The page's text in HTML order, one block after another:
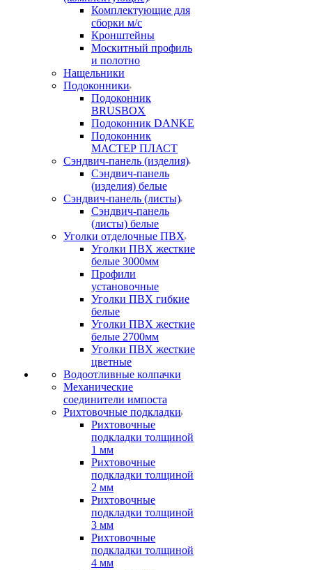
Комплектующие для
сборки м/с
Кронштейны
Москитный профиль
и полотно
Нащельники
Подоконники
Подоконник
BRUSBOX
Подоконник DANKE
Подоконник
МАСТЕР ПЛАСТ
Сэндвич-панель (изделия)
Сэндвич-панель
(изделия) белые
Сэндвич-панель (листы)
Сэндвич-панель
(листы) белые
Уголки отделочные ПВХ
Уголки ПВХ жесткие
белые 3000мм
Профили
установочные
Уголки ПВХ гибкие
белые
Уголки ПВХ жесткие
белые 2700мм
Уголки ПВХ жесткие
цветные
Водоотливные колпачки
Механические
соединители импоста
Рихтовочные подкладки
Рихтовочные
подкладки толщиной
1 мм
Рихтовочные
подкладки толщиной
2 мм
Рихтовочные
подкладки толщиной
3 мм
Рихтовочные
подкладки толщиной
4 мм